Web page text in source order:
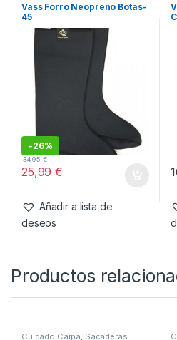
Vass Forro Neopreno Botas-
45
-26%
25,99€
34,95€
Añadir a lista de
deseos
Productos
Cuidado Carpa, Sacaderas